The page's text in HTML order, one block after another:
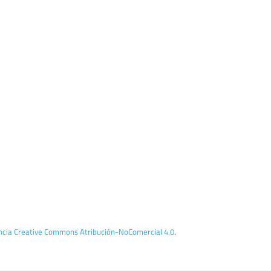
Creative Commons Atribución-NoComercial 4.0.